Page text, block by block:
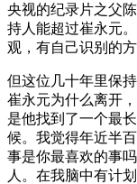
央视的纪录片之父
持人能超过崔永元
观，有自己识别的
但这位几十年里保
崔永元为什么离开
是他找到了一个最
候。我觉得年近半
事是你最喜欢的事
人。在我脑中有计